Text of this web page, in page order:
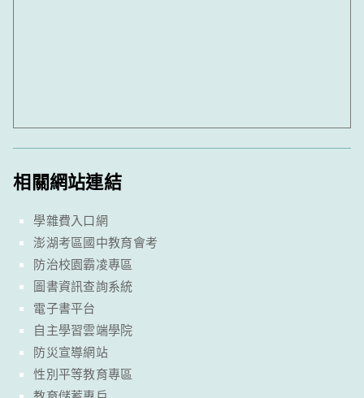
相關網站連結
學雜費入口網
澎湖考區國中教育會考
防治校園霸凌專區
圖書資訊查詢系統
電子書平台
自主學習雲端學院
防災宣導網站
性別平等教育專區